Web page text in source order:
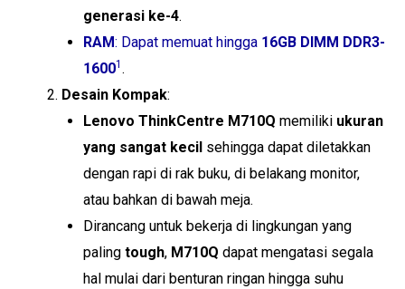
generasi ke-4.
RAM: Dapat memuat hingga 16GB DIMM DDR3-
16001 .
Desain Kompak:
Lenovo ThinkCentre M710Q memiliki ukuran
yang sangat kecil sehingga dapat diletakkan
dengan rapi di rak buku, di belakang monitor,
atau bahkan di bawah meja.
Dirancang untuk bekerja di lingkungan yang
paling tough, M710Q dapat mengatasi segala
hal mulai dari benturan ringan hingga suhu